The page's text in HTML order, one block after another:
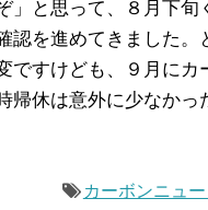
」と思って、８月下旬
認を進めてきました。
ですけども、９月にカ
休は意外に少なかっ
カーボンニュ